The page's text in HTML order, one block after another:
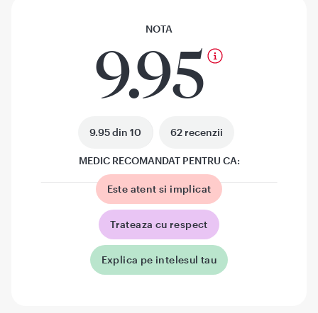
NOTA
9.95
9.95 din 10 62 recenzii
MEDIC RECOMANDAT PENTRU CA:
Este atent si implicat
Trateaza cu respect
Explica pe intelesul tau